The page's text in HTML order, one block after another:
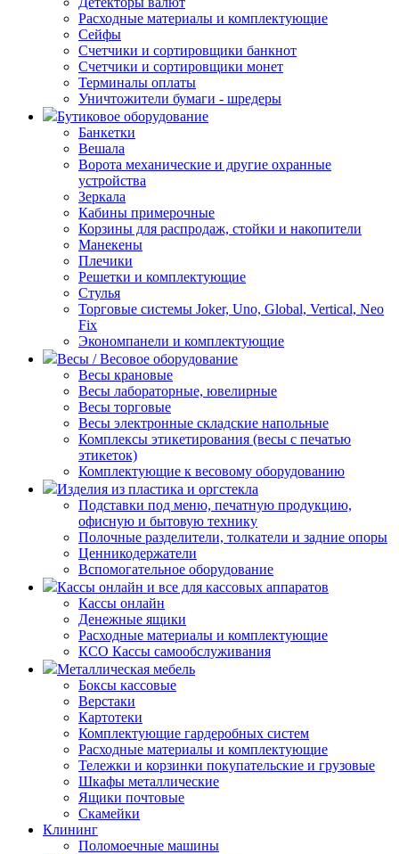
Расходные материалы и комплектующие
Сейфы
Счетчики и сортировщики банкнот
Счетчики и сортировщики монет
Терминалы оплаты
Уничтожители бумаги - шредеры
Бутиковое оборудование
Банкетки
Вешала
Ворота механические и другие охранные
устройства
Зеркала
Кабины примерочные
Корзины для распродаж, стойки и накопители
Манекены
Плечики
Решетки и комплектующие
Стулья
Торговые системы Joker, Uno, Global, Vertical, Neo
Fix
Экономпанели и комплектующие
Весы / Весовое оборудование
Весы крановые
Весы лабораторные, ювелирные
Весы торговые
Весы электронные складские напольные
Комплексы этикетирования (весы с печатью
этикеток)
Комплектующие к весовому оборудованию
Изделия из пластика и оргстекла
Подставки под меню, печатную продукцию,
офисную и бытовую технику
Полочные разделители, толкатели и задние опоры
Ценникодержатели
Вспомогательное оборудование
Кассы онлайн и все для кассовых аппаратов
Кассы онлайн
Денежные ящики
Расходные материалы и комплектующие
КСО Кассы самообслуживания
Металлическая мебель
Боксы кассовые
Верстаки
Картотеки
Комплектующие гардеробных систем
Расходные материалы и комплектующие
Тележки и корзинки покупательские и грузовые
Шкафы металлические
Ящики почтовые
Скамейки
Клининг
Поломоечные машины